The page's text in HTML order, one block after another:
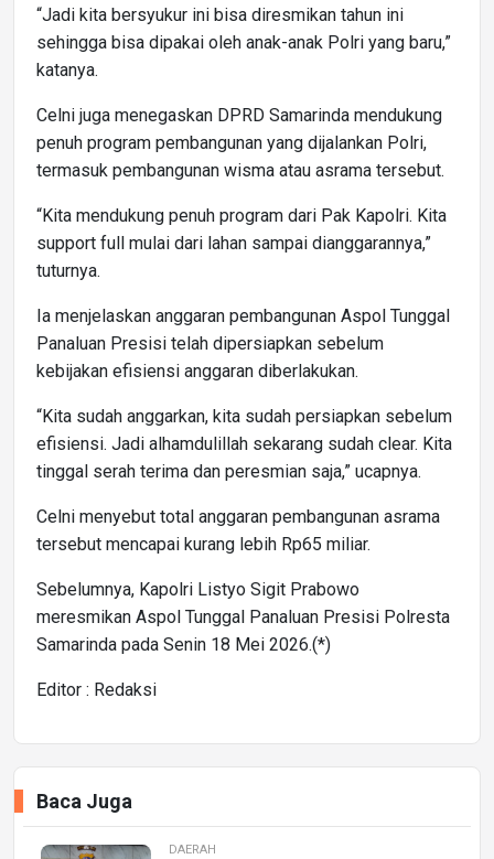
“Jadi kita bersyukur ini bisa diresmikan tahun ini
sehingga bisa dipakai oleh anak-anak Polri yang baru,”
katanya.
Celni juga menegaskan DPRD Samarinda mendukung
penuh program pembangunan yang dijalankan Polri,
termasuk pembangunan wisma atau asrama tersebut.
“Kita mendukung penuh program dari Pak Kapolri. Kita
support full mulai dari lahan sampai dianggarannya,”
tuturnya.
Ia menjelaskan anggaran pembangunan Aspol Tunggal
Panaluan Presisi telah dipersiapkan sebelum
kebijakan efisiensi anggaran diberlakukan.
“Kita sudah anggarkan, kita sudah persiapkan sebelum
efisiensi. Jadi alhamdulillah sekarang sudah clear. Kita
tinggal serah terima dan peresmian saja,” ucapnya.
Celni menyebut total anggaran pembangunan asrama
tersebut mencapai kurang lebih Rp65 miliar.
Sebelumnya, Kapolri Listyo Sigit Prabowo
meresmikan Aspol Tunggal Panaluan Presisi Polresta
Samarinda pada Senin 18 Mei 2026.(*)
Editor : Redaksi
Baca Juga
DAERAH